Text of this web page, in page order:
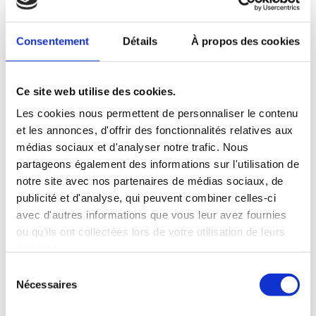
Consentement Détails À propos des cookies
Ce site web utilise des cookies.
Les cookies nous permettent de personnaliser le contenu
et les annonces, d'offrir des fonctionnalités relatives aux
médias sociaux et d'analyser notre trafic. Nous
partageons également des informations sur l'utilisation de
notre site avec nos partenaires de médias sociaux, de
publicité et d'analyse, qui peuvent combiner celles-ci
avec d'autres informations que vous leur avez fournies
ou qu'ils ont collectées lors de votre utilisation de leurs
Nécessaires
Concert « Si nous chantions Noël » – 20 et 21
Décembre
parClairObscur Lyrique|Oct 11, 2025|2025,A venir,
Agenda,Événement
Concert Flûte-Chant-Piano « Si nous chantions Noël »
à 15h00 Cellier de Clairvaux – Salle Basse 27 boulevard
de la Trémouille à Dijon Pas de réservation – Entrée et
participation libre « C’est...